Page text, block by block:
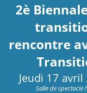
2è
rencontre
Jeudi 17
Salle de spectacle